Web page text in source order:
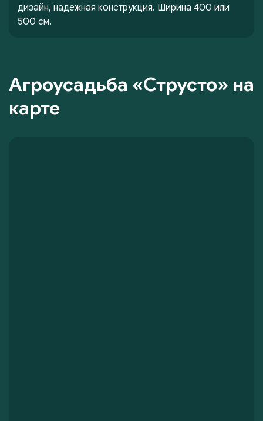
дизайн, надежная конструкция. Ширина 400 или
500 см.
Агроусадьба «Струсто» на
карте